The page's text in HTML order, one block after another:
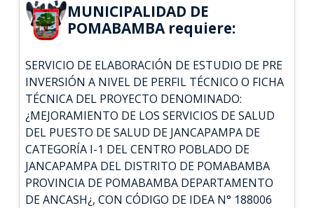
MUNICIPALIDAD DE
POMABAMBA requiere:
SERVICIO DE ELABORACIÓN DE ESTUDIO DE PRE
INVERSIÓN A NIVEL DE PERFIL TÉCNICO O FICHA
TÉCNICA DEL PROYECTO DENOMINADO:
¿MEJORAMIENTO DE LOS SERVICIOS DE SALUD
DEL PUESTO DE SALUD DE JANCAPAMPA DE
CATEGORÍA I-1 DEL CENTRO POBLADO DE
JANCAPAMPA DEL DISTRITO DE POMABAMBA
PROVINCIA DE POMABAMBA DEPARTAMENTO
DE ANCASH¿, CON CÓDIGO DE IDEA N° 188006